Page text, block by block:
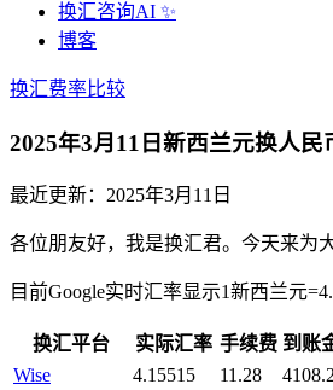
换汇咨询AI ✨
博客
换汇费率比较
2025年3月11日新西兰元换人
最近更新： 2025年3月11日
各位朋友好，我是换汇君。今天来为
目前Google实时汇率显示1新西兰元
换汇平台 实际汇率 手续费 到账
Wise
4.15515 11.28